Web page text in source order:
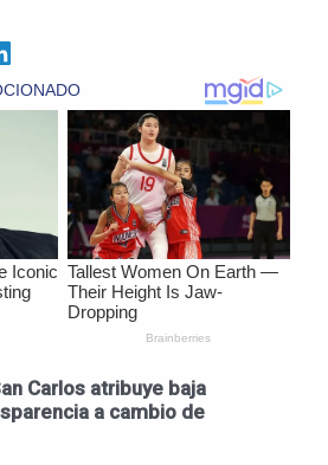
Carlos atribuye baja
a cambio de